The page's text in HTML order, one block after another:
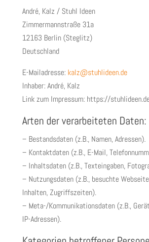
André, Kalz / Stuhl Ideen
Zimmermannstraße 31a
12163 Berlin (Steglitz)
Deutschland
E-Mailadresse: kalz@stuhlideen.de
Inhaber: André, Kalz
Link zum Impressum: https://
Arten der verarbeiteten Daten:
– Bestandsdaten (z.B., Namen, Adressen).
– Kontaktdaten (z.B., E-Mail,
– Inhaltsdaten (z.B., Texteingaben,
– Nutzungsdaten (z.B., besuchte
Inhalten, Zugriffszeiten).
– Meta-/Kommunikationsdaten (z.B.,
IP-Adressen).